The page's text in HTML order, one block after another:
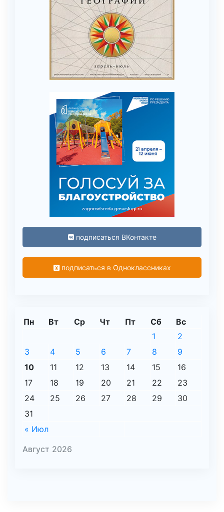
подписаться ВКонтакте
подписаться в Одноклассниках
Август 2026
Пн Вт Ср Чт Пт Сб Вс
« Июл
1
2
3
4 5 6 7 8
9
10
11 12 13 14 15
16
17
18 19 20 21 22
23
24
25 26 27 28 29
30
31